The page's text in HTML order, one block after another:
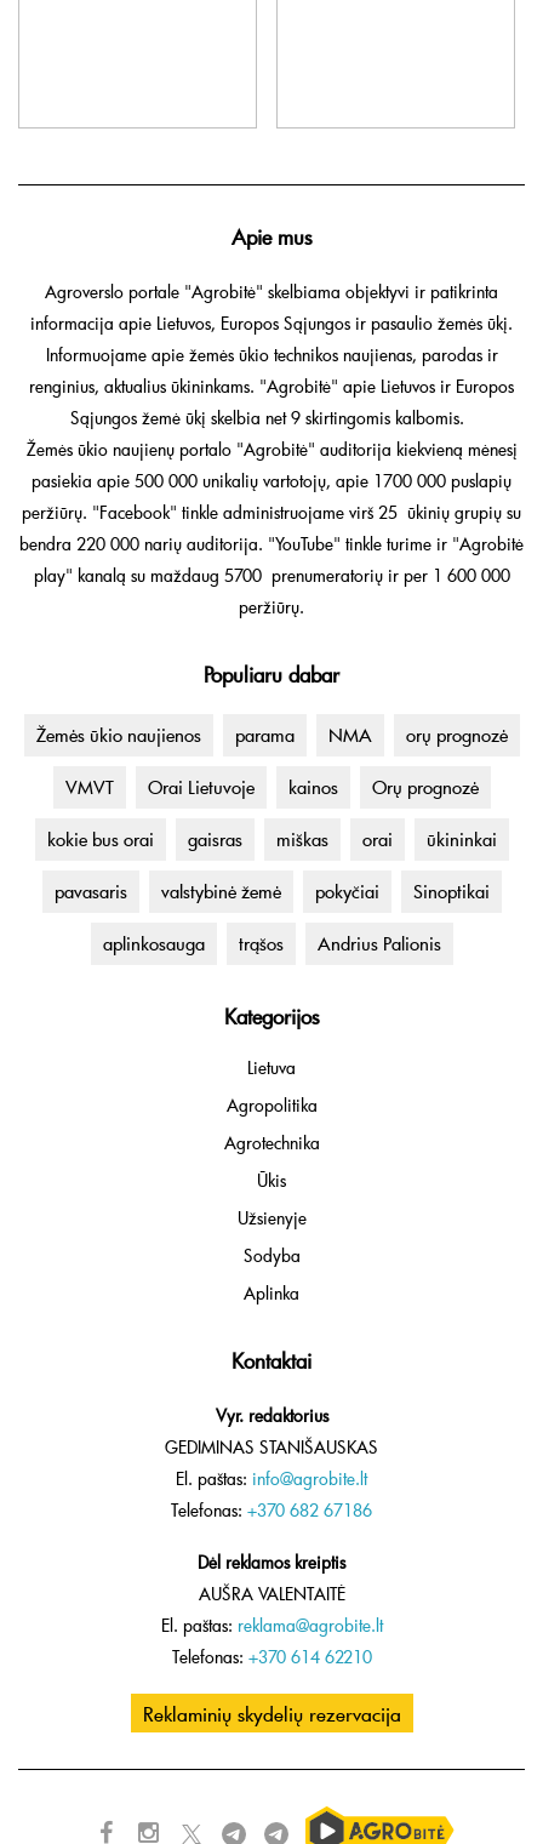
Apie mus
Agroverslo portale "Agrobitė" skelbiama objektyvi ir patikrinta
informacija apie Lietuvos, Europos Sąjungos ir pasaulio žemės ūkį.
Informuojame apie žemės ūkio technikos naujienas, parodas ir
renginius, aktualius ūkininkams. "Agrobitė" apie Lietuvos ir Europos
Sąjungos žemė ūkį skelbia net 9 skirtingomis kalbomis.
Žemės ūkio naujienų portalo "Agrobitė" auditorija kiekvieną mėnesį
pasiekia apie 500 000 unikalių vartotojų, apie 1700 000 puslapių
peržiūrų. "Facebook" tinkle administruojame virš 25 ūkinių grupių su
bendra 220 000 narių auditorija. "YouTube" tinkle turime ir "Agrobitė
play" kanalą su maždaug 5700 prenumeratorių ir per 1 600 000
peržiūrų.
Populiaru dabar
Žemės ūkio naujienos parama NMA orų prognozė
VMVT Orai Lietuvoje kainos Orų prognozė
kokie bus orai gaisras miškas orai ūkininkai
pavasaris valstybinė žemė pokyčiai Sinoptikai
aplinkosauga trąšos Andrius Palionis
Kategorijos
Lietuva
Agropolitika
Agrotechnika
Ūkis
Užsienyje
Sodyba
Aplinka
Kontaktai
Vyr. redaktorius
GEDIMINAS STANIŠAUSKAS
El. paštas: info@agrobite.lt
Telefonas: +370 682 67186
Dėl reklamos kreiptis
AUŠRA VALENTAITĖ
El. paštas: reklama@agrobite.lt
Telefonas: +370 614 62210
Reklaminių skydelių rezervacija